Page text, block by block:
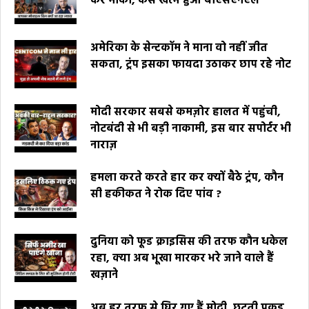
अमेरिका के सेन्टकॉम ने माना वो नहीं जीत
सकता, ट्रंप इसका फायदा उठाकर छाप रहे नोट
मोदी सरकार सबसे कमज़ोर हालत में पहुंची,
नोटबंदी से भी बड़ी नाकामी, इस बार सपोर्टर भी
नाराज़
हमला करते करते हार कर क्यों बैठे ट्रंप, कौन
सी हकीकत ने रोक दिए पांव ?
दुनिया को फूड क्राइसिस की तरफ कौन धकेल
रहा, क्या अब भूखा मारकर भरे जाने वाले हैं
खज़ाने